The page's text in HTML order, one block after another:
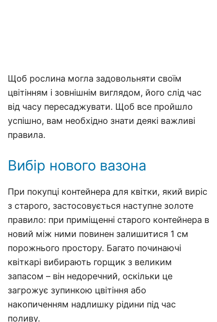
Щоб рослина могла задовольняти своїм
цвітінням і зовнішнім виглядом, його слід час
від часу пересаджувати. Щоб все пройшло
успішно, вам необхідно знати деякі важливі
правила.
Вибір нового вазона
При покупці контейнера для квітки, який виріс
з старого, застосовується наступне золоте
правило: при приміщенні старого контейнера в
новий між ними повинен залишитися 1 см
порожнього простору. Багато починаючі
квіткарі вибирають горщик з великим
запасом – він недоречний, оскільки це
загрожує зупинкою цвітіння або
накопиченням надлишку рідини під час
поливу.